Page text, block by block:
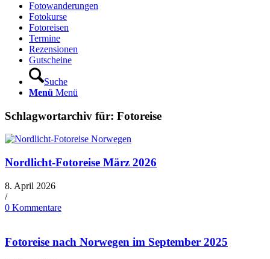
Fotowanderungen
Fotokurse
Fotoreisen
Termine
Rezensionen
Gutscheine
Suche
Menü Menü
Schlagwortarchiv für: Fotoreise
Nordlicht-Fotoreise März 2026
8. April 2026
/
0 Kommentare
Fotoreise nach Norwegen im September 2025